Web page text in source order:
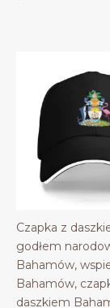
Czapka z
godłem
Bahamów,
Bahamów,
daszkiem